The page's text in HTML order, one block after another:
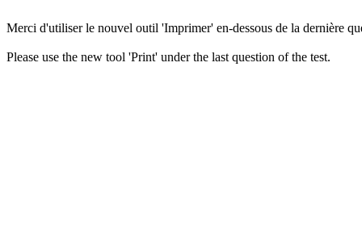
Merci d'utiliser le nouvel outil 'Imprimer' en-dessous de la dernière
Please use the new tool 'Print' under the last question of the test.